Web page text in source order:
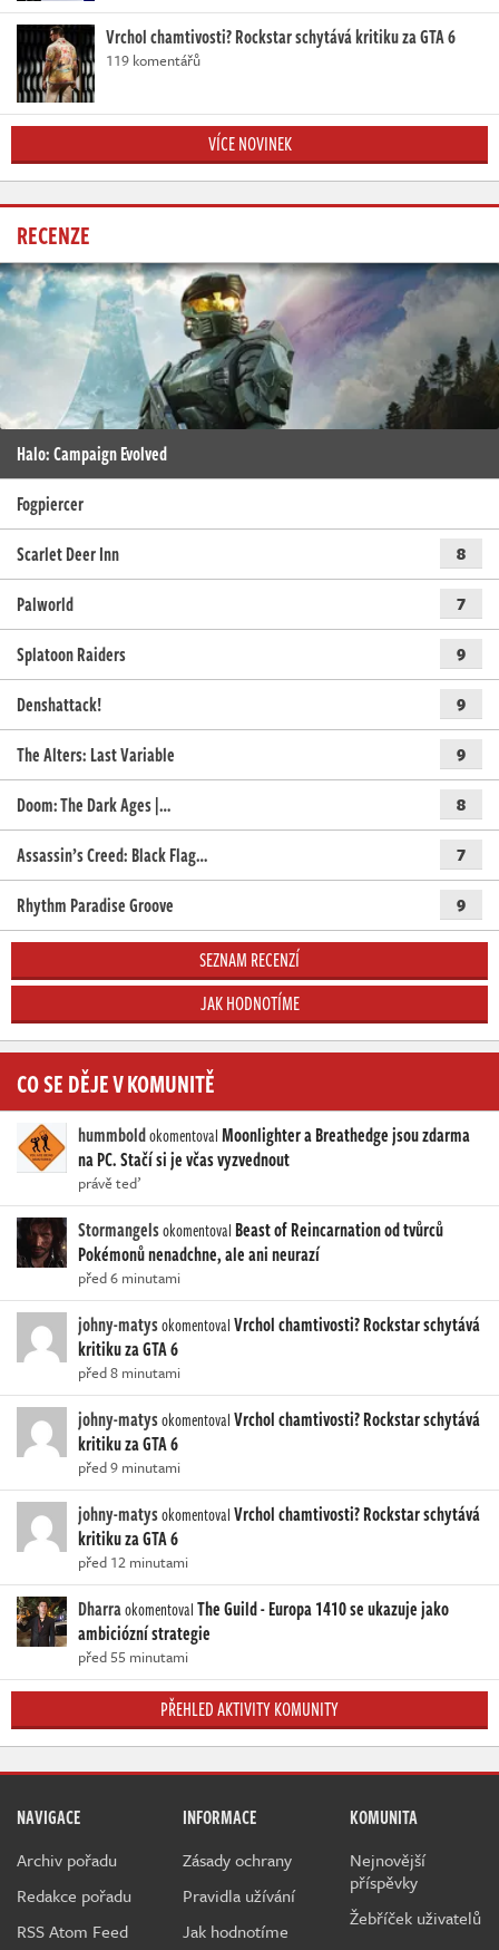
Vrchol chamtivosti? Rockstar schytává kritiku za GTA 6
119 komentářů
VÍCE NOVINEK
RECENZE
Halo: Campaign Evolved
Fogpiercer
Scarlet Deer Inn
8
Palworld 7
Splatoon Raiders 9
Denshattack! 9
The Alters: Last Variable 9
Doom: The Dark Ages |… 8
Assassin’s Creed: Black Flag… 7
Rhythm Paradise Groove 9
SEZNAM RECENZÍ
JAK HODNOTÍME
CO SE DĚJE V KOMUNITĚ
hummboldokomentovalMoonlighter a Breathedge jsou zdarma
na PC. Stačí si je včas vyzvednout
právě teď
Stormangelsokomentoval Beast of Reincarnation od tvůrců
Pokémonů nenadchne, ale ani neurazí
před 6 minutami
johny-matysokomentovalVrchol chamtivosti? Rockstar schytává
kritiku za GTA 6
před 8 minutami
johny-matysokomentovalVrchol chamtivosti? Rockstar schytává
kritiku za GTA 6
před 9 minutami
johny-matysokomentovalVrchol chamtivosti? Rockstar schytává
kritiku za GTA 6
před 12 minutami
DharraokomentovalThe Guild - Europa 1410 se ukazuje jako
ambiciózní strategie
před 55 minutami
PŘEHLED AKTIVITY KOMUNITY
NAVIGACE
Archiv pořadu
Redakce pořadu
RSS Atom Feed
INFORMACE
Zásady ochrany
Pravidla užívání
Jak hodnotíme
KOMUNITA
Nejnovější
příspěvky
Žebříček uživatelů